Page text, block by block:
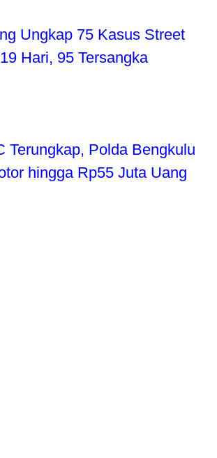
Ungkap 75 Kasus Street
Hari, 95 Tersangka
Terungkap, Polda Bengkulu
hingga Rp55 Juta Uang